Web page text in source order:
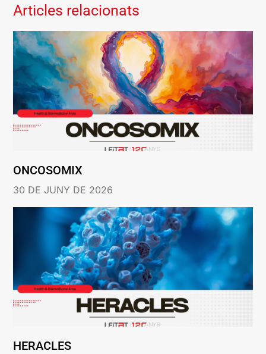
Articles relacionats
ONCOSOMIX
30 DE JUNY DE 2026
HERACLES